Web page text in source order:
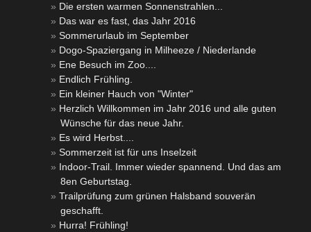
Die ersten warmen Sonnenstrahlen...
Das war es fast, das Jahr 2016
Sommerurlaub im September
Dogo-Spaziergang in Milheeze / Niederlande
Ene Besuch im Zoo....
Endlich Frühling.
Ein kleiner Hauch von "Winter"
Herzlich Willkommen im Jahr 2016 und alle guten
Wünsche für das neue Jahr.
Es wird Herbst....
Sommerzeit ist für uns Inselzeit
Indoor-Trail. Immer wieder spannend. Und das am
8en Geburtstag.
Trailprüfung zum grünen Halsband souverän
geschafft.
Hurra! Frühling!